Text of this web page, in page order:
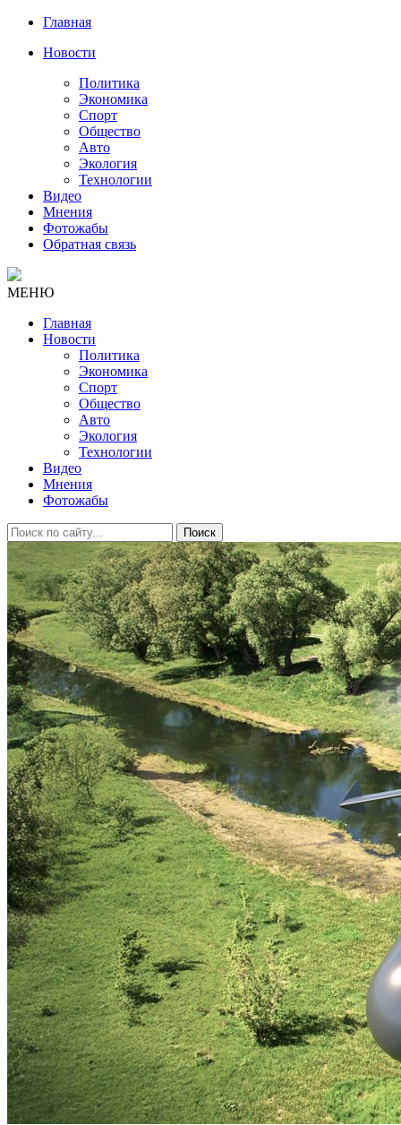
Главная
Новости
Политика
Экономика
Спорт
Общество
Авто
Экология
Технологии
Видео
Мнения
Фотожабы
Обратная связь
МЕНЮ
Главная
Новости
Политика
Экономика
Спорт
Общество
Авто
Экология
Технологии
Видео
Мнения
Фотожабы
Поиск